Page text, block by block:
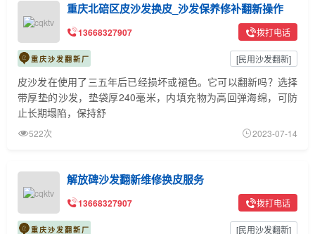
重庆北碚区皮沙发换皮_沙发保养修补翻新操作
13668327907 拨打电话
重庆沙发翻新厂 [民用沙发翻新]
皮沙发在使用了三五年后已经损坏或褪色。它可以翻新吗？选择
带厚垫的沙发，垫袋厚240毫米，内填充物为高回弹海绵，可防
止长期塌陷，保持舒
522次 2023-07-14
解放碑沙发翻新维修换皮服务
13668327907 拨打电话
重庆沙发翻新厂 [民用沙发翻新]